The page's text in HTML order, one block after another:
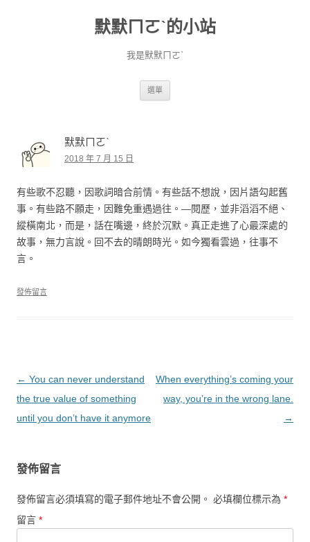
默默ㄇㄛˋ的小站
我是默默ㄇㄛˋ
選單
默默ㄇㄛˋ
2018 年 7 月 15 日
有些歌不忍聽，因歌詞暗合前情。有些話不想說，因片語勾起舊
事。有些路不願走，因難免重遇過往。—閱歷，並非滔滔不絕、
縱橫南北，而是，話在嘴邊，終於沉默。真正走進了心最深處的
故事，無力言說。回不去的晴朗時光。如今獨看雲過，往事不
言。
發佈留言
文章導覽
← You can never understand
the true value of something
until you don’t have it anymore
When everything’s coming your
way, you’re in the wrong lane.
→
發佈留言
發佈留言必須填寫的電子郵件地址不會公開。 必填欄位標示為 *
留言 *